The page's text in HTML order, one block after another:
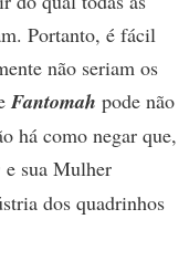
Portanto, é fácil
não seriam os
Fantomah pode não
há como negar que,
e sua Mulher
dos quadrinhos